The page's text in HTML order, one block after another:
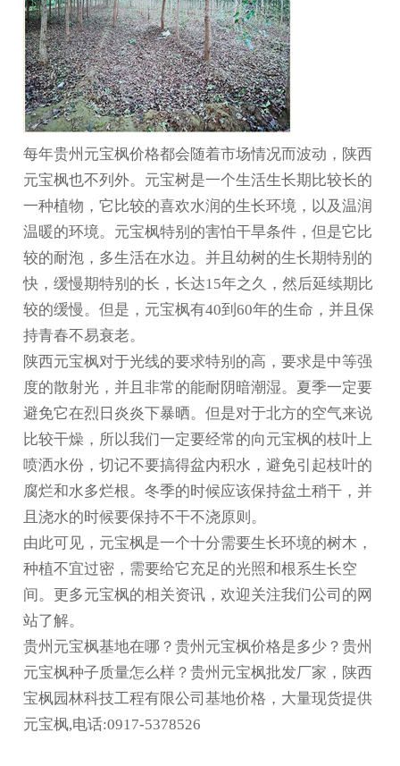
每年贵州元宝枫价格都会随着市场情况而波动，陕西
元宝枫也不列外。元宝树是一个生活生长期比较长的
一种植物，它比较的喜欢水润的生长环境，以及温润
温暖的环境。元宝枫特别的害怕干旱条件，但是它比
较的耐泡，多生活在水边。并且幼树的生长期特别的
快，缓慢期特别的长，长达15年之久，然后延续期比
较的缓慢。但是，元宝枫有40到60年的生命，并且保
持青春不易衰老。
陕西元宝枫对于光线的要求特别的高，要求是中等强
度的散射光，并且非常的能耐阴暗潮湿。夏季一定要
避免它在烈日炎炎下暴晒。但是对于北方的空气来说
比较干燥，所以我们一定要经常的向元宝枫的枝叶上
喷洒水份，切记不要搞得盆内积水，避免引起枝叶的
腐烂和水多烂根。冬季的时候应该保持盆土稍干，并
且浇水的时候要保持不干不浇原则。
由此可见，元宝枫是一个十分需要生长环境的树木，
种植不宜过密，需要给它充足的光照和根系生长空
间。更多元宝枫的相关资讯，欢迎关注我们公司的网
站了解。
贵州元宝枫基地在哪？贵州元宝枫价格是多少？贵州
元宝枫种子质量怎么样？贵州元宝枫批发厂家，陕西
宝枫园林科技工程有限公司基地价格，大量现货提供
元宝枫,电话:0917-5378526